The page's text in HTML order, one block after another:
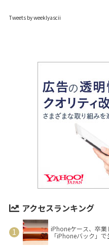
Tweets by weeklyascii
アクセスランキング
iPhoneケース、卒
「iPhoneバック」で